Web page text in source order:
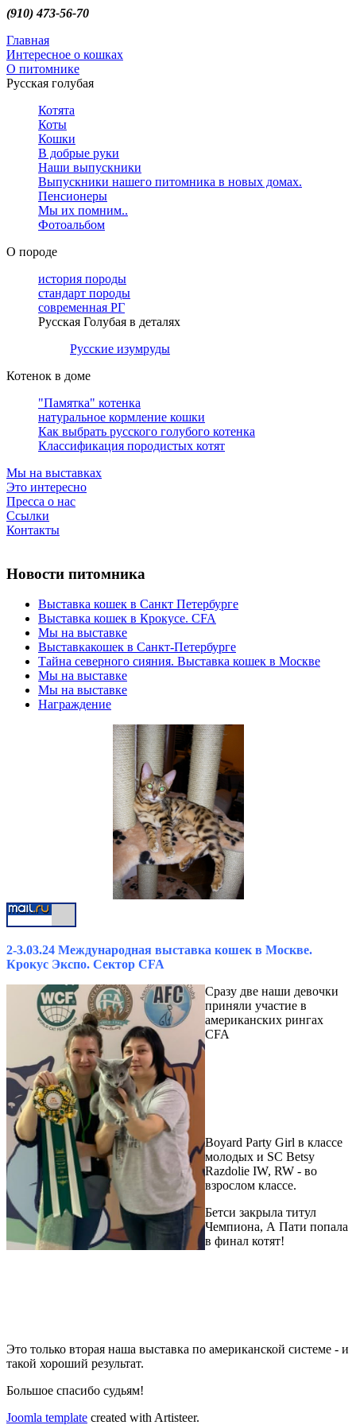
(910) 473-56-70
Главная
Интересное о кошках
О питомнике
Русская голубая
Котята
Коты
Кошки
В добрые руки
Наши выпускники
Выпускники нашего питомника в новых домах.
Пенсионеры
Мы их помним..
Фотоальбом
О породе
история породы
стандарт породы
современная РГ
Русская Голубая в деталях
Русские изумруды
Котенок в доме
"Памятка" котенка
натуральное кормление кошки
Как выбрать русского голубого котенка
Классификация породистых котят
Мы на выставках
Это интересно
Пресса о нас
Ссылки
Контакты
Новости питомника
Выставка кошек в Санкт Петербурге
Выставка кошек в Крокусе. CFA
Мы на выставке
Выставкакошек в Санкт-Петербурге
Тайна северного сияния. Выставка кошек в Москве
Мы на выставке
Мы на выставке
Награждение
2-3.03.24 Международная выставка кошек в Москве.
Крокус Экспо. Сектор CFA
Сразу две наши девочки
приняли участие в
американских рингах
CFA
Boyard Party Girl в классе
молодых и SC Betsy
Razdolie IW, RW - во
взрослом классе.
Бетси закрыла титул
Чемпиона, А Пати попала
в финал котят!
Это только вторая наша выставка по американской системе - и
такой хороший результат.
Большое спасибо судьям!
Joomla template created with Artisteer.